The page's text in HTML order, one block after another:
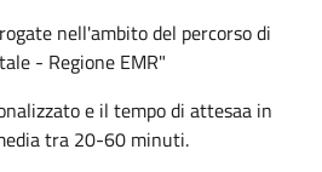
nell'ambito del percorso di
- Regione EMR"
e il tempo di attesaa in
tra 20-60 minuti.